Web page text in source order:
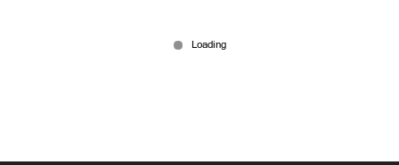
ദുരിതത്തിന് അറുതിയില്ല | നാട്ടുവാര്‍ത്ത | 1:30 pm |